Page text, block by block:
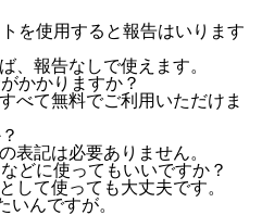
を使用すると報告はいります
、報告なしで使えます。
かかりますか？
べて無料でご利用いただけま
表記は必要ありません。
どに使ってもいいですか？
して使っても大丈夫です。
いんですが。